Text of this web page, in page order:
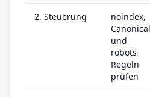
2. Steuerung
noindex,
Canonical
und
robots-
Regeln
prüfen